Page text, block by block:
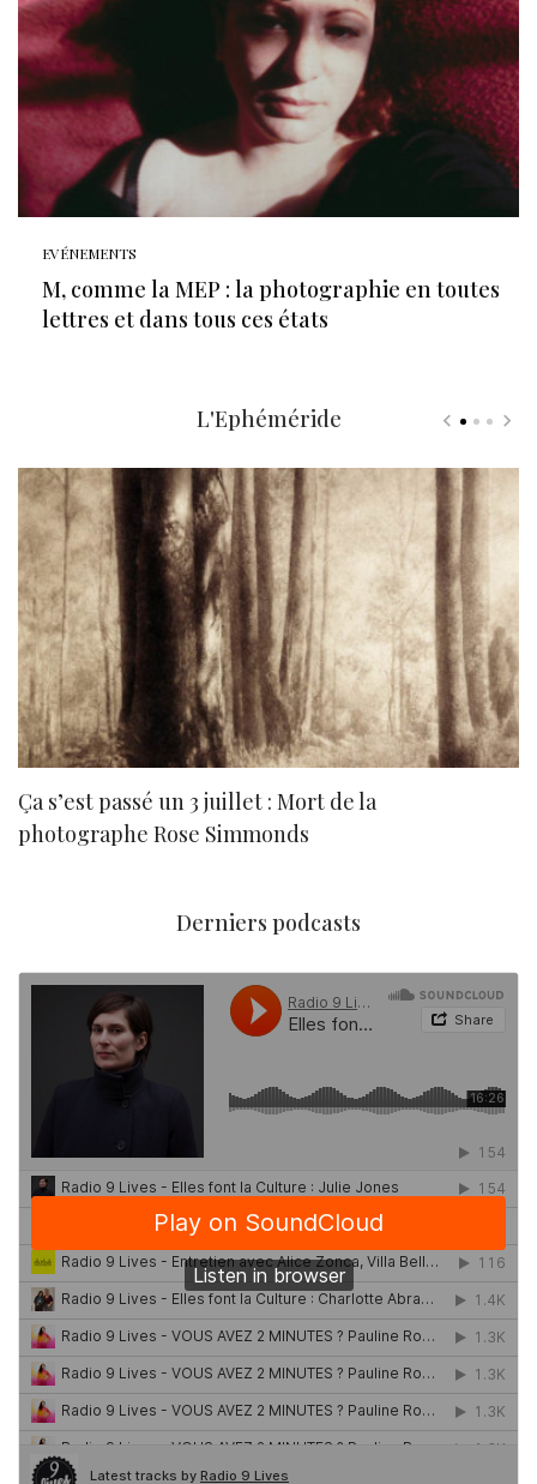
EVÉNEMENTS
M, comme la MEP : la photographie en toutes
lettres et dans tous ces états
L'Ephéméride
Ça s’est passé un 3 juillet : Mort de la
photographe Rose Simmonds
Derniers podcasts